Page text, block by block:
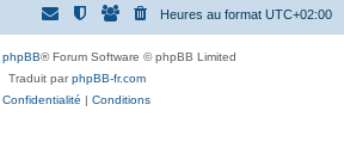
Heures au format UTC+02:00
phpBB® Forum Software © phpBB Limited
Traduit parphpBB-fr.com
Confidentialité | Conditions